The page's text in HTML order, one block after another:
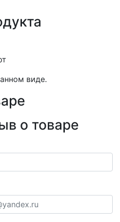
виде.
о товаре